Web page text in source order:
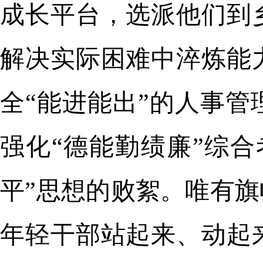
成长平台，选派他们
解决实际困难中淬炼能
全“能进能出”的人事
强化“德能勤绩廉”综
平”思想的败絮。唯有
年轻干部站起来、动起